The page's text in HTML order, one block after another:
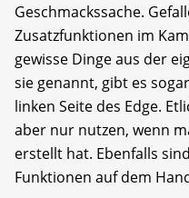
Geschmackssache.
Zusatzfunktionen im
gewisse Dinge aus der
sie genannt, gibt es
linken Seite des Edge.
aber nur nutzen, wenn
erstellt hat. Ebenfalls
Funktionen auf dem